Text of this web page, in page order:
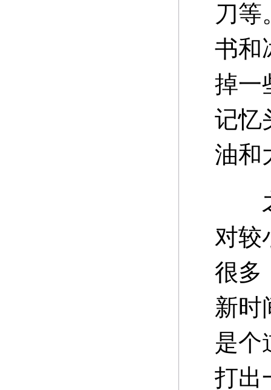
刀等
书和
掉一
记忆
油和
之
对较
很多
新时
是个
打出